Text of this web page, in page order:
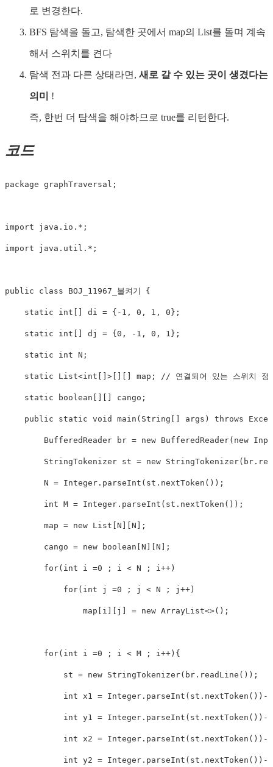
로 변경한다.
BFS 탐색을 돌고, 탐색한 곳에서 map의 List를 돌며 계속
해서 스위치를 켠다
탐색 전과 다른 상태라면, 새로 갈 수 있는 곳이 생겼다는
의미 !
즉, 한번 더 탐색을 해야하므로 true를 리턴한다.
코드
package graphTraversal;
import java.io.*;
import java.util.*;
public class BOJ_11967_불켜기 {
    static int[] di = {-1, 0, 1, 0};
    static int[] dj = {0, -1, 0, 1};
    static int N;
    static List
<int[] > [][] map; // 연결되어 있는 스위치 정
    static boolean[][] cango;
public static void main(String[] args) throws
BufferedReader br = new BufferedReader(new
StringTokenizer st = new
        N = Integer.parseInt(st.nextToken());
        int M = Integer.parseInt(st.nextToken());
        map = new List[N][N];
        cango = new boolean[N][N];
        for(int i =0 ; i < N ; i++)
            for(int j =0 ; j < N ; j++)
                map[i][j] = new ArrayList<>();
        for(int i =0 ; i < M ; i++){
            st = new StringTokenizer(br.readLine());
int x1 = Integer.parseInt(st.nextToken())-
int y1 = Integer.parseInt(st.nextToken())-
int x2 = Integer.parseInt(st.nextToken())-
int y2 = Integer.parseInt(st.nextToken())-